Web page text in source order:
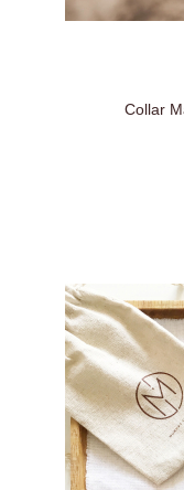
Collar